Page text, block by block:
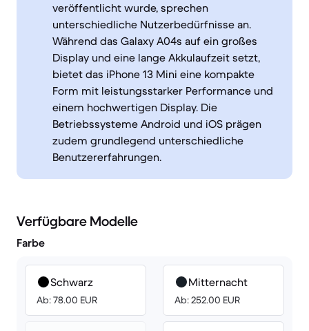
veröffentlicht wurde, sprechen
unterschiedliche Nutzerbedürfnisse an.
Während das Galaxy A04s auf ein großes
Display und eine lange Akkulaufzeit setzt,
bietet das iPhone 13 Mini eine kompakte
Form mit leistungsstarker Performance und
einem hochwertigen Display. Die
Betriebssysteme Android und iOS prägen
zudem grundlegend unterschiedliche
Benutzererfahrungen.
Verfügbare Modelle
Farbe
Schwarz
Ab: 78.00 EUR
Mitternacht
Ab: 252.00 EUR